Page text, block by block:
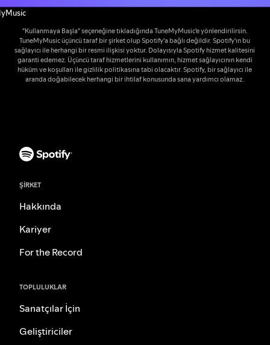
"Kullanmaya Başla" seçeneğine tıkladığında TuneMyMusic'e yönlendirilirsin.
TuneMyMusic üçüncü taraf bir şirket olup Spotify'a bağlı değildir. Spotify'ın bu
sağlayıcı ile herhangi bir resmi ilişkisi yoktur. Dolayısıyla Spotify hizmet kalitesini
garanti edemez. Üçüncü taraf hizmetlerini kullanımın, hizmet sağlayıcının kendi
hüküm ve koşulları ile gizlilik politikasına tabi olacaktır. Spotify, bir sağlayıcı ile
aranda doğabilecek herhangi bir ihtilaf konusunda sana yardımcı olamaz.
ŞIRKET
Hakkında
Kariyer
For the Record
TOPLULUKLAR
Sanatçılar İçin
Geliştiriciler